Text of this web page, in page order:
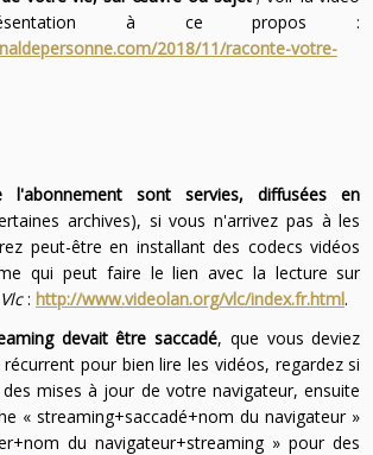
à ce propos :
2018/11/raconte-votre-
l'abonnement sont servies, diffusées en
archives), si vous n'arrivez pas à les
peut-être en installant des codecs vidéos
qui peut faire le lien avec la lecture sur
Vlc: http://www.videolan.org/vlc/index.fr.html.
devait être saccadé, que vous deviez
pour bien lire les vidéos, regardez si
mises à jour de votre navigateur, ensuite
« streaming+saccadé+nom du navigateur »
du navigateur+streaming » pour des